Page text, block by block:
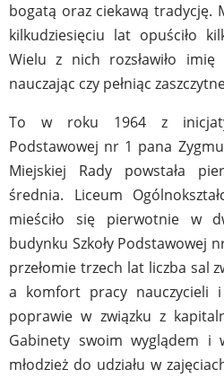
bogatą oraz ciekawą tradycję.
kilkudziesięciu lat opuściło
Wielu z nich rozsławiło imię
nauczając czy pełniąc
To w roku 1964 z
Podstawowej nr 1 pana
Miejskiej Rady powstała
średnia. Liceum
mieściło się pierwotnie w
budynku Szkoły Podstawowej
przełomie trzech lat liczba sal
a komfort pracy nauczycieli i
poprawie w związku z
Gabinety swoim wyglądem i
młodzież do udziału w